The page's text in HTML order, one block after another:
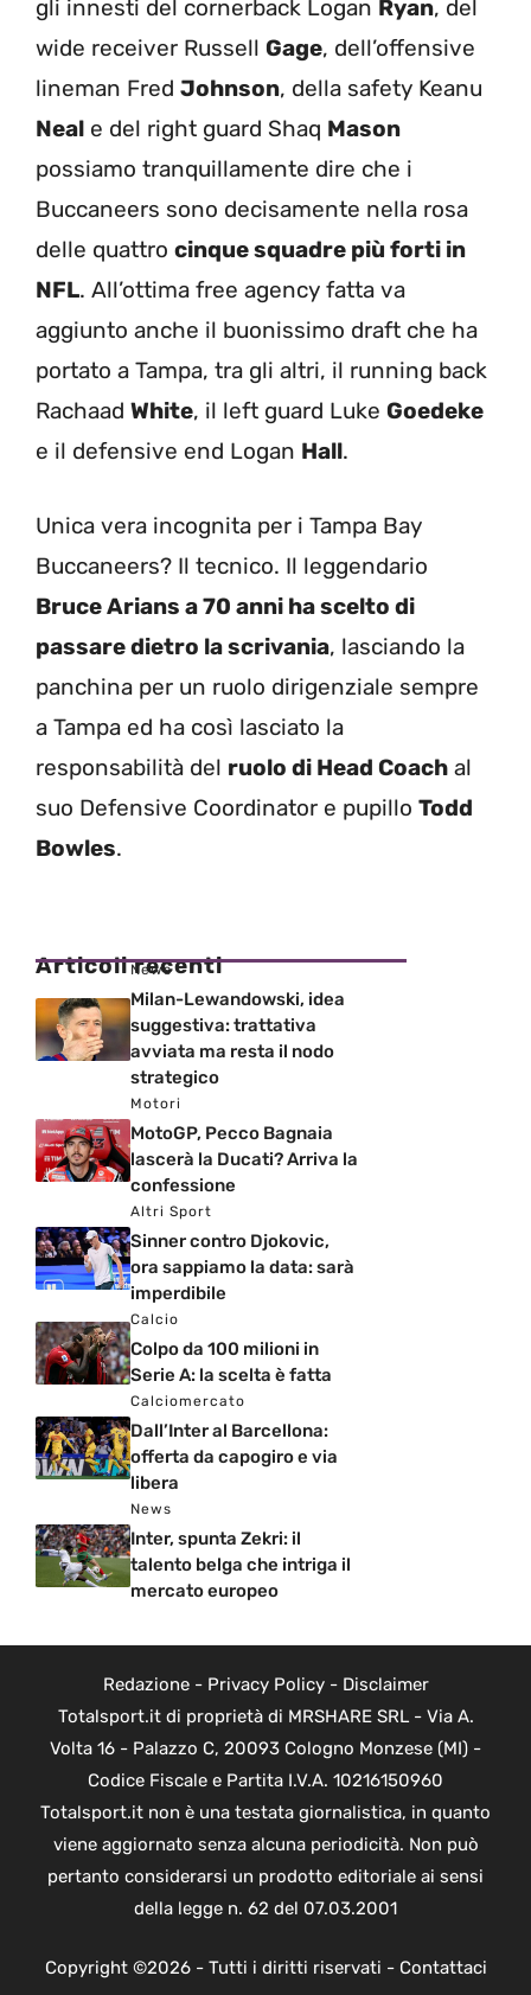
gli innesti del cornerback Logan Ryan, del
wide receiver Russell Gage, dell’offensive
lineman Fred Johnson, della safety Keanu
Neal e del right guard Shaq Mason
possiamo tranquillamente dire che i
Buccaneers sono decisamente nella rosa
delle quattro cinque squadre più forti in
NFL. All’ottima free agency fatta va
aggiunto anche il buonissimo draft che ha
portato a Tampa, tra gli altri, il running back
Rachaad White, il left guard Luke Goedeke
e il defensive end Logan Hall.
Unica vera incognita per i Tampa Bay
Buccaneers? Il tecnico. Il leggendario
Bruce Arians a 70 anni ha scelto di
passare dietro la scrivania, lasciando la
panchina per un ruolo dirigenziale sempre
a Tampa ed ha così lasciato la
responsabilità del ruolo di Head Coach al
suo Defensive Coordinator e pupillo Todd
Bowles.
Articoli recenti
News
Milan-Lewandowski, idea
suggestiva: trattativa
avviata ma resta il nodo
strategico
Motori
MotoGP, Pecco Bagnaia
lascerà la Ducati? Arriva la
confessione
Altri Sport
Sinner contro Djokovic,
ora sappiamo la data: sarà
imperdibile
Calcio
Colpo da 100 milioni in
Serie A: la scelta è fatta
Calciomercato
Dall’Inter al Barcellona:
offerta da capogiro e via
libera
News
Inter, spunta Zekri: il
talento belga che intriga il
mercato europeo
Redazione- Privacy Policy- Disclaimer
Totalsport.it di proprietà di MRSHARE SRL - Via A.
Volta 16 - Palazzo C, 20093 Cologno Monzese (MI) -
Codice Fiscale e Partita I.V.A. 10216150960
Totalsport.it non è una testata giornalistica, in quanto
viene aggiornato senza alcuna periodicità. Non può
pertanto considerarsi un prodotto editoriale ai sensi
della legge n. 62 del 07.03.2001
Copyright ©2026 - Tutti i diritti riservati - Contattaci